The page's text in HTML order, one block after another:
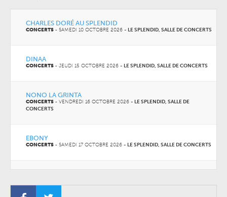
CHARLES DORÉ AU SPLENDID
CONCERTS - SAMEDI 10 OCTOBRE 2026 - LE SPLENDID, SALLE DE CONCERTS
DINAA
CONCERTS - JEUDI 15 OCTOBRE 2026 - LE SPLENDID, SALLE DE CONCERTS
NONO LA GRINTA
CONCERTS - VENDREDI 16 OCTOBRE 2026 - LE SPLENDID, SALLE DE
CONCERTS
EBONY
CONCERTS - SAMEDI 17 OCTOBRE 2026 - LE SPLENDID, SALLE DE CONCERTS